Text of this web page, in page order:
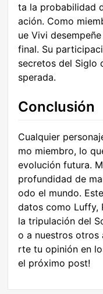
ta la probabilidad
ación. Como
ue Vivi
final. Su
secretos del Siglo
sperada.
Conclusión
Cualquier
mo miembro, lo
evolución futura.
profundidad de
odo el mundo.
datos como Luffy,
la tripulación del
o a nuestros otros
rte tu opinión en
el próximo post!